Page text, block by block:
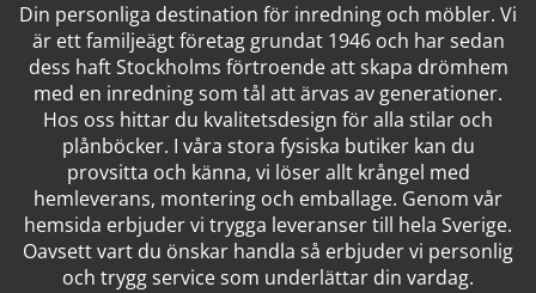
Din personliga destination för inredning och möbler. Vi
är ett familjeägt företag grundat 1946 och har sedan
dess haft Stockholms förtroende att skapa drömhem
med en inredning som tål att ärvas av generationer.
Hos oss hittar du kvalitetsdesign för alla stilar och
plånböcker. I våra stora fysiska butiker kan du
provsitta och känna, vi löser allt krångel med
hemleverans, montering och emballage. Genom vår
hemsida erbjuder vi trygga leveranser till hela Sverige.
Oavsett vart du önskar handla så erbjuder vi personlig
och trygg service som underlättar din vardag.